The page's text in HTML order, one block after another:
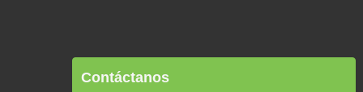
Contáctanos